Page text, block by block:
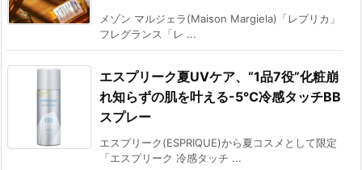
メゾン マルジェラ(Maison Margiela)「レプリカ」
フレグランス「レ ...
エスプリーク夏UVケア、“1品7役”化粧崩
れ知らずの肌を叶える-5℃冷感タッチBB
スプレー
エスプリーク(ESPRIQUE)から夏コスメとして限定
「エスプリーク 冷感タッチ ...